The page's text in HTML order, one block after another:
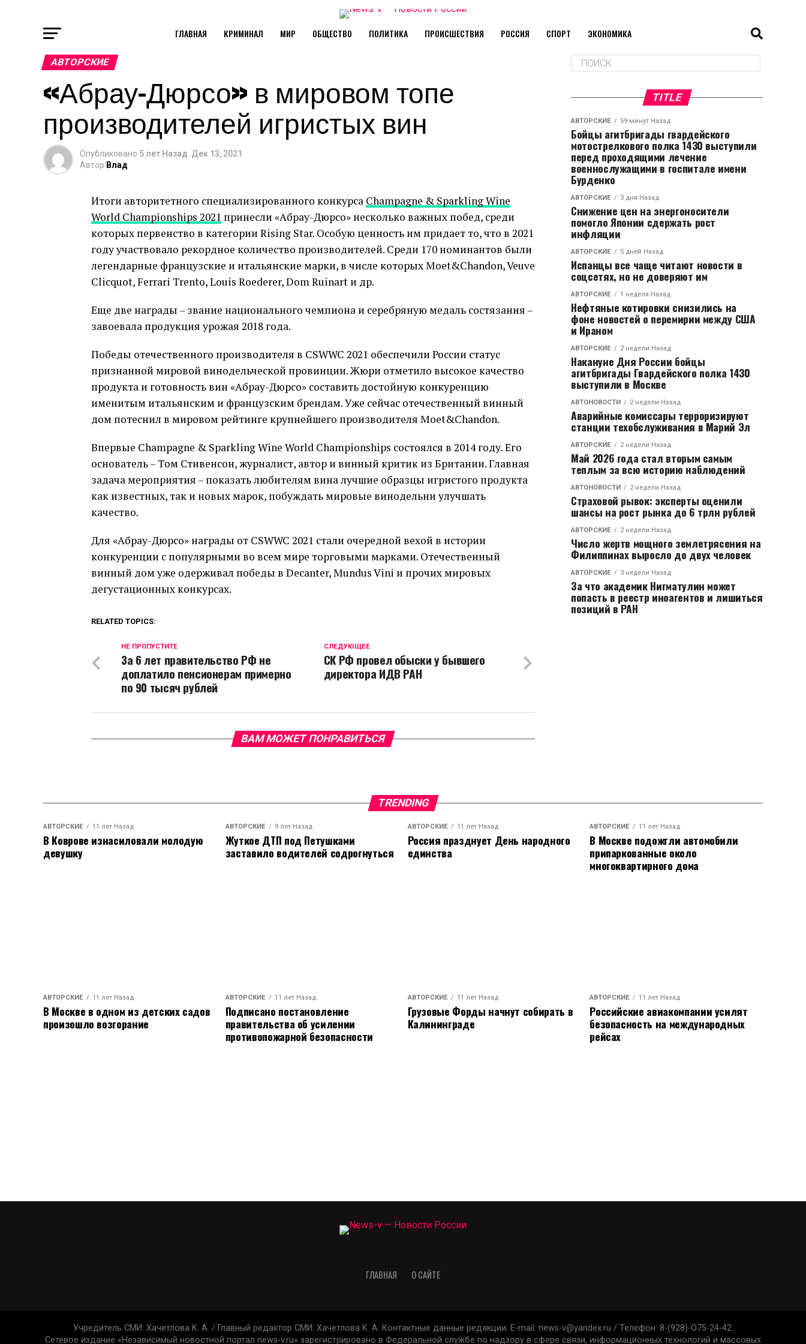
ГЛАВНАЯ КРИМИНАЛ МИР ОБЩЕСТВО ПОЛИТИКА ПРОИСШЕСТВИЯ РОССИЯ СПОРТ ЭКОНОМИКА
АВТОРСКИЕ
«Абрау-Дюрсо» в мировом топе
производителей игристых вин
Опубликовано 5 лет Назад Дек 13, 2021
Автор Влад
Итоги авторитетного специализированного конкурса Champagne & Sparkling Wine
World Championships 2021 принесли «Абрау-Дюрсо» несколько важных побед, среди
которых первенство в категории Rising Star. Особую ценность им придает то, что в 2021
году участвовало рекордное количество производителей. Среди 170 номинантов были
легендарные французские и итальянские марки, в числе которых Moet&Chandon, Veuve
Clicquot, Ferrari Trento, Louis Roederer, Dom Ruinart и др.
Еще две награды – звание национального чемпиона и серебряную медаль состязания –
завоевала продукция урожая 2018 года.
Победы отечественного производителя в CSWWC 2021 обеспечили России статус
признанной мировой винодельческой провинции. Жюри отметило высокое качество
продукта и готовность вин «Абрау-Дюрсо» составить достойную конкуренцию
именитым итальянским и французским брендам. Уже сейчас отечественный винный
дом потеснил в мировом рейтинге крупнейшего производителя Moet&Chandon.
Впервые Champagne & Sparkling Wine World Championships состоялся в 2014 году. Его
основатель – Том Стивенсон, журналист, автор и винный критик из Британии. Главная
задача мероприятия – показать любителям вина лучшие образцы игристого продукта
как известных, так и новых марок, побуждать мировые винодельни улучшать
качество.
Для «Абрау-Дюрсо» награды от CSWWC 2021 стали очередной вехой в истории
конкуренции с популярными во всем мире торговыми марками. Отечественный
винный дом уже одерживал победы в Decanter, Mundus Vini и прочих мировых
дегустационных конкурсах.
RELATED TOPICS:
CЛЕДУЮЩЕЕ
СК РФ провел обыски у бывшего
директора ИДВ РАН
НЕ ПРОПУСТИТЕ
За 6 лет правительство РФ не
доплатило пенсионерам примерно
по 90 тысяч рублей
ВАМ МОЖЕТ ПОНРАВИТЬСЯ
TITLE
АВТОРСКИЕ 59 минут Назад
Бойцы агитбригады гвардейского
мотострелкового полка 1430 выступили
перед проходящими лечение
военнослужащими в госпитале имени
Бурденко
АВТОРСКИЕ 3 дня Назад
Снижение цен на энергоносители
помогло Японии сдержать рост
инфляции
АВТОРСКИЕ 5 дней Назад
Испанцы все чаще читают новости в
соцсетях, но не доверяют им
АВТОРСКИЕ 1 неделя Назад
Нефтяные котировки снизились на
фоне новостей о перемирии между США
и Ираном
АВТОРСКИЕ 2 недели Назад
Накануне Дня России бойцы
агитбригады Гвардейского полка 1430
выступили в Москве
АВТОНОВОСТИ 2 недели Назад
Аварийные комиссары терроризируют
станции техобслуживания в Марий Эл
АВТОРСКИЕ 2 недели Назад
Май 2026 года стал вторым самым
теплым за всю историю наблюдений
АВТОНОВОСТИ 2 недели Назад
Страховой рывок: эксперты оценили
шансы на рост рынка до 6 трлн рублей
АВТОРСКИЕ 2 недели Назад
Число жертв мощного землетрясения на
Филиппинах выросло до двух человек
АВТОРСКИЕ 3 недели Назад
За что академик Нигматулин может
попасть в реестр иноагентов и лишиться
позиций в РАН
TRENDING
АВТОРСКИЕ 11 лет Назад
В Коврове изнасиловали молодую
девушку
АВТОРСКИЕ 9 лет Назад
Жуткое ДТП под Петушками
заставило водителей содрогнуться
АВТОРСКИЕ 11 лет Назад
Россия празднует День народного
единства
АВТОРСКИЕ 11 лет Назад
В Москве подожгли автомобили
припаркованные около
многоквартирного дома
АВТОРСКИЕ 11 лет Назад
В Москве в одном из детских садов
произошло возгорание
АВТОРСКИЕ 11 лет Назад
Подписано постановление
правительства об усилении
противопожарной безопасности
АВТОРСКИЕ 11 лет Назад
Грузовые Форды начнут собирать в
Калининграде
АВТОРСКИЕ 11 лет Назад
Российские авиакомпании усилят
безопасность на международных
рейсах
ГЛАВНАЯ О САЙТЕ
Учредитель СМИ: Xaчeтлoвa K. A. / Главный редактор СМИ: Xaчeтлoвa K. A. Контактные данные редакции: E-mail: news-v@yandex.ru / Телефон: 8-(928)-O75-24-42.
Сетевое издание «Независимый новостной портал news-v.ru» зарегистрировано в Федеральной службе по надзору в сфере связи, информационных технологий и массовых